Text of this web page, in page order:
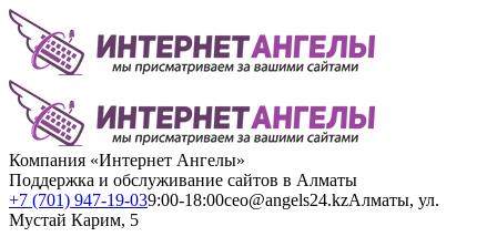
Компания «Интернет Ангелы»
Поддержка и обслуживание сайтов в Алматы
+7 (701) 947-19-039:00-18:00ceo@angels24.kzАлматы, ул.
Мустай Карим, 5